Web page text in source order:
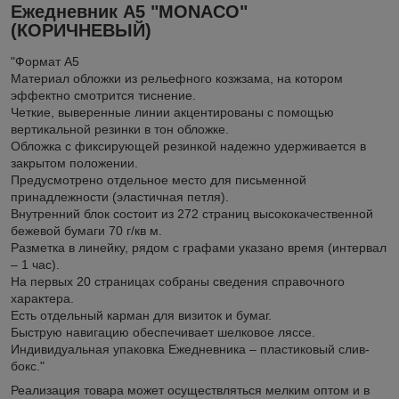
Ежедневник А5 "MONACO"
(КОРИЧНЕВЫЙ)
"Формат А5
Материал обложки из рельефного козжзама, на котором
эффектно смотрится тиснение.
Четкие, выверенные линии акцентированы с помощью
вертикальной резинки в тон обложке.
Обложка с фиксирующей резинкой надежно удерживается в
закрытом положении.
Предусмотрено отдельное место для письменной
принадлежности (эластичная петля).
Внутренний блок состоит из 272 страниц высококачественной
бежевой бумаги 70 г/кв м.
Разметка в линейку, рядом с графами указано время (интервал
– 1 час).
На первых 20 страницах собраны сведения справочного
характера.
Есть отдельный карман для визиток и бумаг.
Быструю навигацию обеспечивает шелковое ляссе.
Индивидуальная упаковка Ежедневника – пластиковый слив-
бокс."
Реализация товара может осуществляться мелким оптом и в